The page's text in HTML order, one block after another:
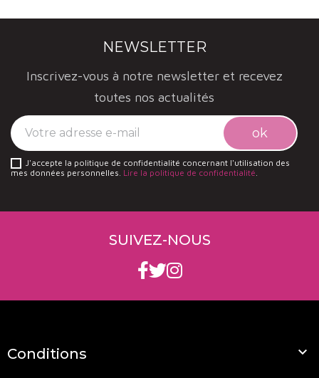
NEWSLETTER
Inscrivez-vous à notre newsletter et recevez
toutes nos actualités
J'accepte la politique de confidentialité concernant l'utilisation des
mes données personnelles. Lire la politique de confidentialité
SUIVEZ-NOUS
Conditions 